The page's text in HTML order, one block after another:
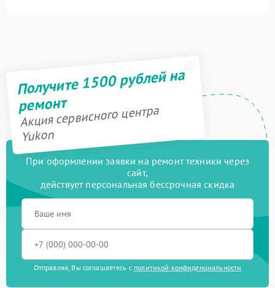
Получите 1500 рублей на
ремонт
Акция сервисного центра
Yukon
При оформлении заявки на ремонт техники через
сайт,
действует персональная бессрочная скидка
Отправляя, Вы соглашаетесь с политикой конфиденциальности